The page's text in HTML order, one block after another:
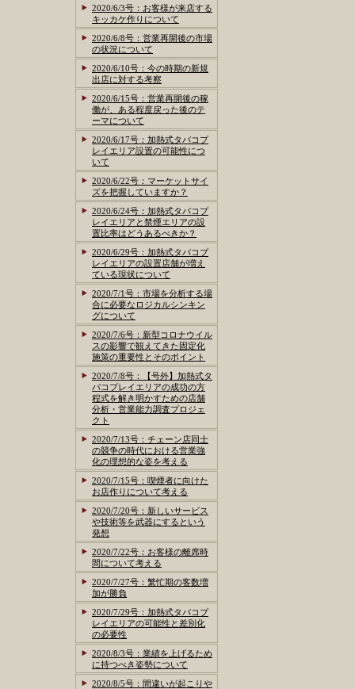
2020/6/3号：お客様が来店する
キッカケ作りについて
2020/6/8号：営業再開後の市場
の状況について
2020/6/10号：今の時期の新規
出店に対する考察
2020/6/15号：営業再開後の稼
働が、ある程度戻った後のテ
ーマについて
2020/6/17号：加熱式タバコプ
レイエリア設置の可能性につ
いて
2020/6/22号：マーケットサイ
ズを把握していますか？
2020/6/24号：加熱式タバコプ
レイエリアと禁煙エリアの設
置比率はどうあるべきか？
2020/6/29号：加熱式タバコプ
レイエリアの設置店舗が増え
ている現状について
2020/7/1号：市場を分析する場
合に必要なロジカルシンキン
グについて
2020/7/6号：新型コロナウイル
スの影響で観えてきた固定化
施策の重要性とそのポイント
2020/7/8号：【号外】加熱式タ
バコプレイエリアの成功の方
程式を解き明かすための店舗
分析・営業能力調査プロジェ
クト
2020/7/13号：チェーン店同士
の競争の時代における営業強
化の理想的な姿を考える
2020/7/15号：喫煙者に向けた
お店作りについて考える
2020/7/20号：新しいサービス
や技術等を武器にするという
発想
2020/7/22号：お客様の離席時
間について考える
2020/7/27号：繁忙期の客数増
加が勝負
2020/7/29号：加熱式タバコプ
レイエリアの可能性と差別化
の必要性
2020/8/3号：業績を上げるため
に持つべき姿勢について
2020/8/5号：間違いが起こりや